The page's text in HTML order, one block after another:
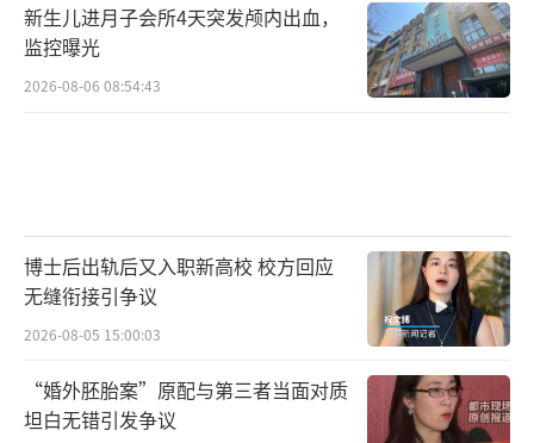
新生儿进月子会所4天突发颅内出血，
监控曝光
2026-08-06 08:54:43
博士后出轨后又入职新高校 校方回应
无缝衔接引争议
2026-08-05 15:00:03
“婚外胚胎案”原配与第三者当面对质
坦白无错引发争议